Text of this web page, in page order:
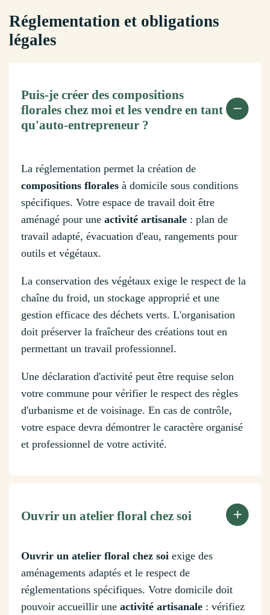
Réglementation et obligations
légales
Puis-je créer des compositions
florales chez moi et les vendre en tant
qu'auto-entrepreneur ?
La réglementation permet la création de
compositions florales à domicile sous conditions
spécifiques. Votre espace de travail doit être
aménagé pour une activité artisanale : plan de
travail adapté, évacuation d'eau, rangements pour
outils et végétaux.
La conservation des végétaux exige le respect de la
chaîne du froid, un stockage approprié et une
gestion efficace des déchets verts. L'organisation
doit préserver la fraîcheur des créations tout en
permettant un travail professionnel.
Une déclaration d'activité peut être requise selon
votre commune pour vérifier le respect des règles
d'urbanisme et de voisinage. En cas de contrôle,
votre espace devra démontrer le caractère organisé
et professionnel de votre activité.
Ouvrir un atelier floral chez soi
Ouvrir un atelier floral chez soi exige des
aménagements adaptés et le respect de
réglementations spécifiques. Votre domicile doit
pouvoir accueillir une activité artisanale : vérifiez